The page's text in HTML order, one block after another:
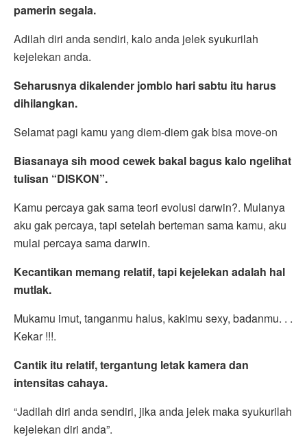
pamerin segala.
Adilah diri anda sendiri, kalo anda jelek syukurilah
kejelekan anda.
Seharusnya dikalender jomblo hari sabtu itu harus
dihilangkan.
Selamat pagi kamu yang diem-diem gak bisa move-on
Biasanaya sih mood cewek bakal bagus kalo ngelihat
tulisan “DISKON”.
Kamu percaya gak sama teori evolusi darwin?. Mulanya
aku gak percaya, tapi setelah berteman sama kamu, aku
mulai percaya sama darwin.
Kecantikan memang relatif, tapi kejelekan adalah hal
mutlak.
Mukamu imut, tanganmu halus, kakimu sexy, badanmu. . .
Kekar !!!.
Cantik itu relatif, tergantung letak kamera dan
intensitas cahaya.
“Jadilah diri anda sendiri, jika anda jelek maka syukurilah
kejelekan diri anda”.